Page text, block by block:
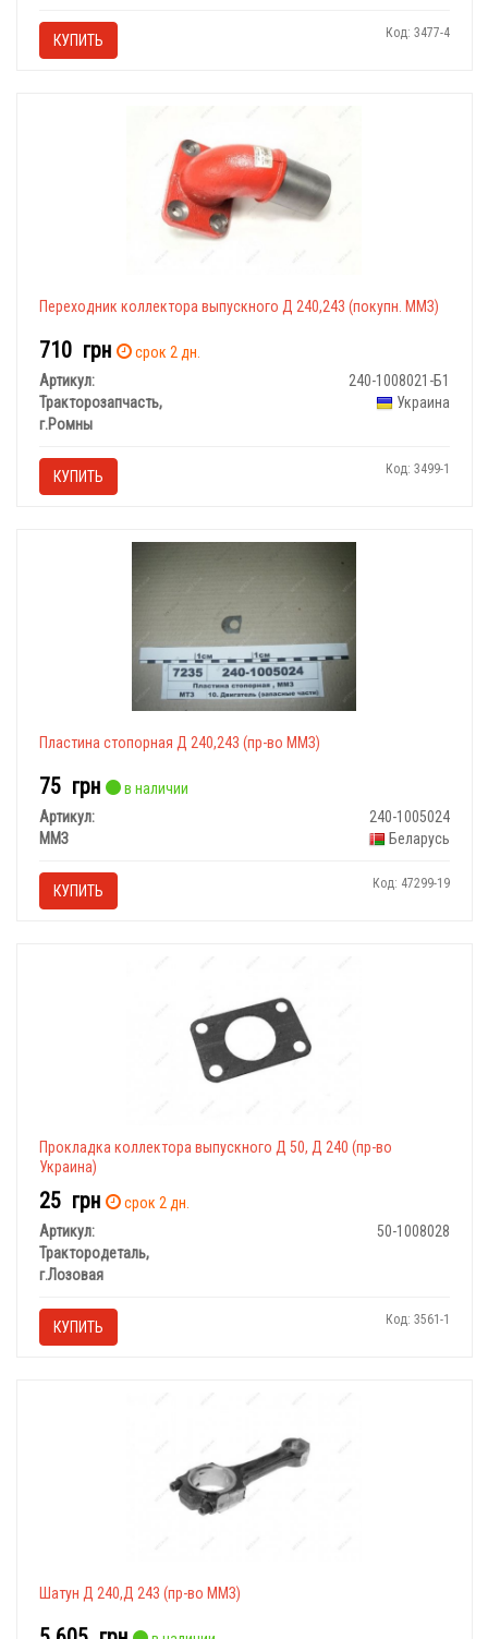
КУПИТЬ Код: 3477-4
Переходник коллектора выпускного Д 240,243 (покупн. ММЗ)
710 грн
срок 2 дн.
Артикул:
240-1008021-Б1
Тракторозапчасть,
г.Ромны
Украина
КУПИТЬ Код: 3499-1
Пластина стопорная Д 240,243 (пр-во ММЗ)
75 грн
в наличии
Артикул:
240-1005024
ММЗ
Беларусь
КУПИТЬ Код: 47299-19
Прокладка коллектора выпускного Д 50, Д 240 (пр-во
Украина)
25 грн
срок 2 дн.
Артикул:
50-1008028
Трактородеталь,
г.Лозовая
КУПИТЬ Код: 3561-1
Шатун Д 240,Д 243 (пр-во ММЗ)